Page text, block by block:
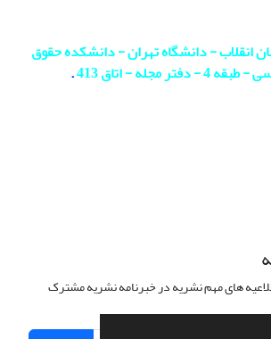
انقلاب - دانشگاه تهران - دانشکده حقوق
مجله - اتاق 413
.
های مهم نشریه در خبرنامه نشریه مشترک